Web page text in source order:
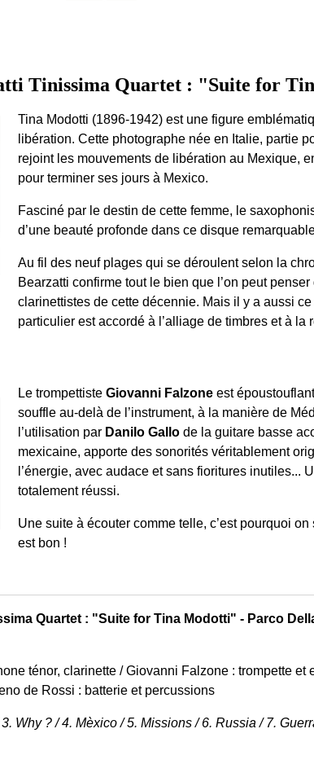
Tinissima Quartet : "Suite for
Tina Modotti (1896-1942) est une figure
libération. Cette photographe née en Italie, partie
rejoint les mouvements de libération au Mexique,
pour terminer ses jours à Mexico.
Fasciné par le destin de cette femme, le
d’une beauté profonde dans ce disque
Au fil des neuf plages qui se déroulent selon la
Bearzatti confirme tout le bien que l’on peut
clarinettistes de cette décennie. Mais il y a aussi
particulier est accordé à l’alliage de timbres et à
Le trompettisteGiovanni Falzone est
souffle au-delà de l’instrument, à la manière de
l’utilisation par Danilo Gallo de la guitare basse
mexicaine, apporte des sonorités véritablement
l’énergie, avec audace et sans fioritures inutiles...
totalement réussi.
Une suite à écouter comme telle, c’est pourquoi
est bon !
Quartet : "Suite for Tina Modotti" - Parco
ténor, clarinette / Giovanni Falzone : trompette
de Rossi : batterie et percussions
Why ? / 4. Mèxico / 5. Missions / 6. Russia / 7.